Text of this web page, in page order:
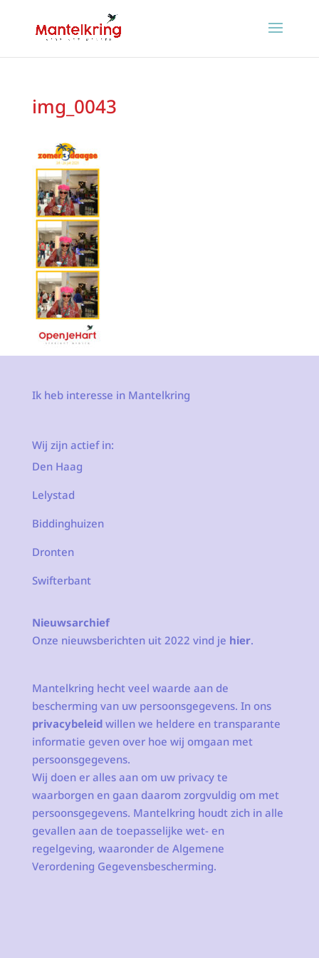
img_0043
Ik heb interesse in Mantelkring
Wij zijn actief in:
Den Haag
Lelystad
Biddinghuizen
Dronten
Swifterbant
Nieuwsarchief
Onze nieuwsberichten uit 2022 vind je hier.
Mantelkring hecht veel waarde aan de
bescherming van uw persoonsgegevens. In ons
privacybeleidwillen we heldere en transparante
informatie geven over hoe wij omgaan met
persoonsgegevens.
Wij doen er alles aan om uw privacy te
waarborgen en gaan daarom zorgvuldig om met
persoonsgegevens. Mantelkring houdt zich in alle
gevallen aan de toepasselijke wet- en
regelgeving, waaronder de Algemene
Verordening Gegevensbescherming.